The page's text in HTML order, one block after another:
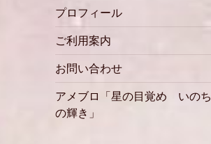
プロフィール
ご利用案内
お問い合わせ
アメブロ「星の目覚め いのち
の輝き」